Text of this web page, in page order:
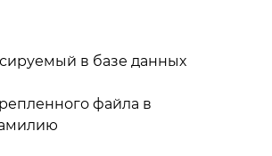
в базе данных
файла в